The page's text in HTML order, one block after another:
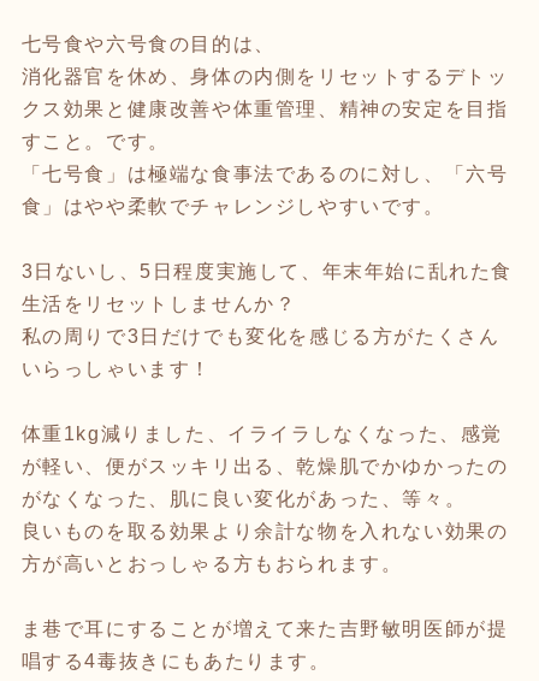
七号食や六号食の目的は、
消化器官を休め、身体の内側をリセットするデトッ
クス効果と健康改善や体重管理、精神の安定を目指
すこと。です。
「七号食」は極端な食事法であるのに対し、「六号
食」はやや柔軟でチャレンジしやすいです。
3日ないし、5日程度実施して、年末年始に乱れた食
生活をリセットしませんか？
私の周りで3日だけでも変化を感じる方がたくさん
いらっしゃいます！
体重1kg減りました、イライラしなくなった、感覚
が軽い、便がスッキリ出る、乾燥肌でかゆかったの
がなくなった、肌に良い変化があった、等々。
良いものを取る効果より余計な物を入れない効果の
方が高いとおっしゃる方もおられます。
ま巷で耳にすることが増えて来た吉野敏明医師が提
唱する4毒抜きにもあたります。